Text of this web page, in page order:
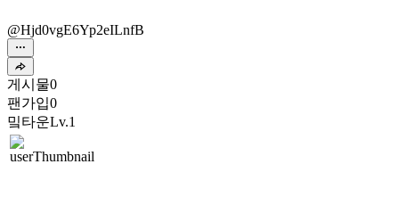
@Hjd0vgE6Yp2eILnfB
게시물0
팬가입0
밐타운Lv.1